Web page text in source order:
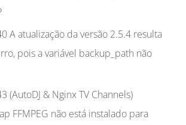
A atualização da versão 2.5.4 resulta
pois a variável backup_path não
(AutoDJ & Nginx TV Channels)
FFMPEG não está instalado para